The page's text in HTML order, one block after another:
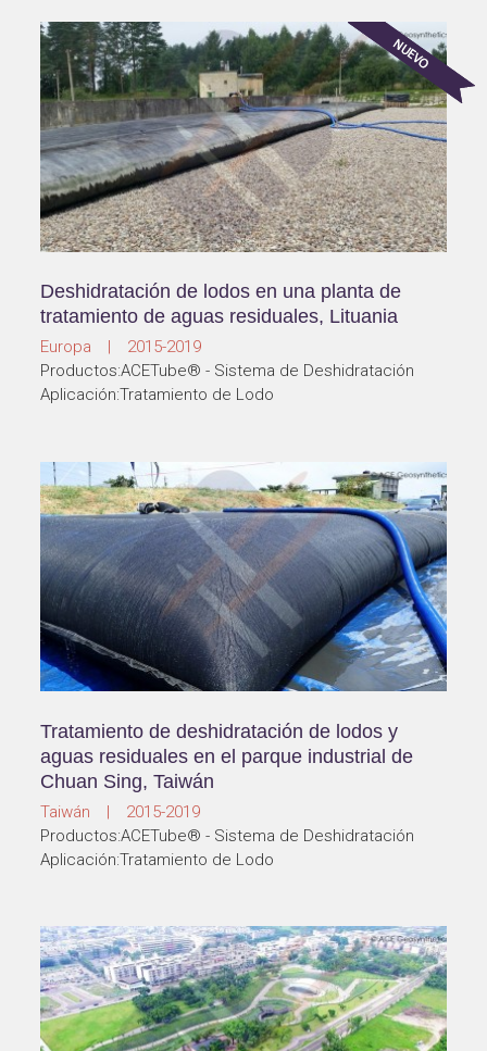
Deshidratación de lodos en una planta de
tratamiento de aguas residuales, Lituania
Europa | 2015-2019
Productos:ACETube® - Sistema de Deshidratación
Aplicación:Tratamiento de Lodo
Tratamiento de deshidratación de lodos y
aguas residuales en el parque industrial de
Chuan Sing, Taiwán
Taiwán | 2015-2019
Productos:ACETube® - Sistema de Deshidratación
Aplicación:Tratamiento de Lodo